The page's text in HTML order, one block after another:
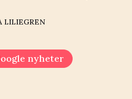
LILIEGREN
nyheter